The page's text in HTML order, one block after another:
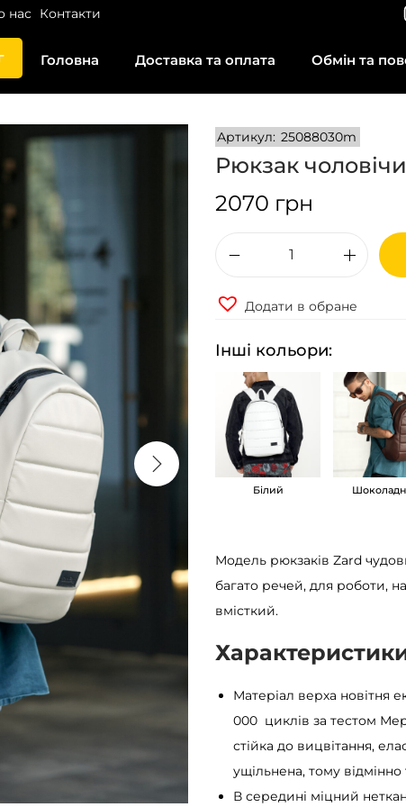
нас Контакти
Головна Доставка та оплата Обмін та
Артикул: 25088030m
Рюкзак
2070 грн
к
л
ч
и
m
b
a
g
Z
Додати в обране
Інші кольори:
Білий
Модель рюкзаків Zard
багато речей, для роботи,
вмісткий.
Матеріал верха новітня
000 циклів за тестом
стійка до вицвітання,
ущільнена, тому
В середині міцний